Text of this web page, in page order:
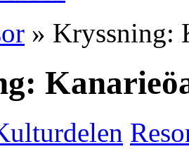
» Kryssning: